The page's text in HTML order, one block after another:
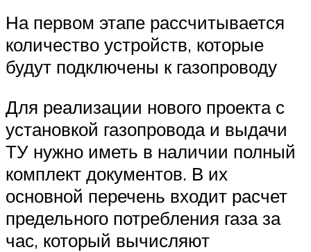
На первом этапе рассчитывается
количество устройств, которые
будут подключены к газопроводу
Для реализации нового проекта с
установкой газопровода и выдачи
ТУ нужно иметь в наличии полный
комплект документов. В их
основной перечень входит расчет
предельного потребления газа за
час, который вычисляют